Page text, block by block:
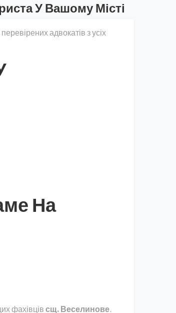
У Вашому Місті
адвокатів з усіх
На
фахівців сщ. Веселинове.